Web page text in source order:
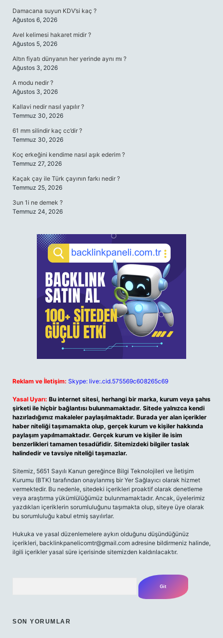
Damacana suyun KDV’si kaç ?
Ağustos 6, 2026
Avel kelimesi hakaret midir ?
Ağustos 5, 2026
Altın fiyatı dünyanın her yerinde aynı mı ?
Ağustos 3, 2026
A modu nedir ?
Ağustos 3, 2026
Kallavi nedir nasıl yapılır ?
Temmuz 30, 2026
61 mm silindir kaç cc’dir ?
Temmuz 30, 2026
Koç erkeğini kendime nasıl aşık ederim ?
Temmuz 27, 2026
Kaçak çay ile Türk çayının farkı nedir ?
Temmuz 25, 2026
3un 1i ne demek ?
Temmuz 24, 2026
Reklam ve İletişim: Skype: live:.cid.575569c608265c69
Yasal Uyarı: Bu internet sitesi, herhangi bir marka, kurum veya şahıs
şirketi ile hiçbir bağlantısı bulunmamaktadır. Sitede yalnızca kendi
hazırladığımız makaleler paylaşılmaktadır. Burada yer alan içerikler
haber niteliği taşımamakta olup, gerçek kurum ve kişiler hakkında
paylaşım yapılmamaktadır. Gerçek kurum ve kişiler ile isim
benzerlikleri tamamen tesadüfidir. Sitemizdeki bilgiler taslak
halindedir ve tavsiye niteliği taşımazlar.
Sitemiz, 5651 Sayılı Kanun gereğince Bilgi Teknolojileri ve İletişim
Kurumu (BTK) tarafından onaylanmış bir Yer Sağlayıcı olarak hizmet
vermektedir. Bu nedenle, sitedeki içerikleri proaktif olarak denetleme
veya araştırma yükümlülüğümüz bulunmamaktadır. Ancak, üyelerimiz
yazdıkları içeriklerin sorumluluğunu taşımakta olup, siteye üye olarak
bu sorumluluğu kabul etmiş sayılırlar.
Hukuka ve yasal düzenlemelere aykırı olduğunu düşündüğünüz
içerikleri, backlinkpanelicomtr@gmail.com adresine bildirmeniz halinde,
ilgili içerikler yasal süre içerisinde sitemizden kaldırılacaktır.
SON YORUMLAR